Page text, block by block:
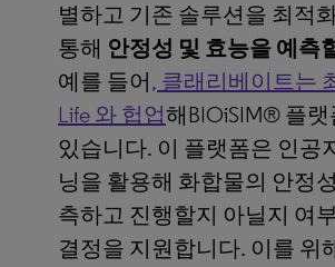
별하고 기존 솔루션을 최적
통해 안정성 및 효능을 예측
예를 들어, 클래리베이트는
Life 와 헙업해BIOiSIM® 플
있습니다. 이 플랫폼은 인공
닝을 활용해 화합물의 안정
측하고 진행할지 아닐지 여
결정을 지원합니다. 이를 위